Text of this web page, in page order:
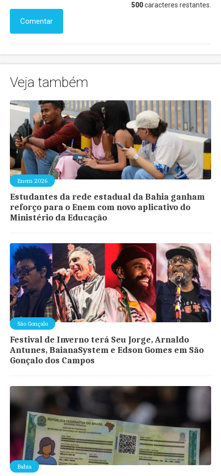
500caracteres restantes.
Comentar
Veja também
Enem 2026
Estudantes da rede estadual da Bahia ganham
reforço para o Enem com novo aplicativo do
Ministério da Educação
São Gonçalo
Festival de Inverno terá Seu Jorge, Arnaldo
Antunes, BaianaSystem e Edson Gomes em São
Gonçalo dos Campos
Bahia